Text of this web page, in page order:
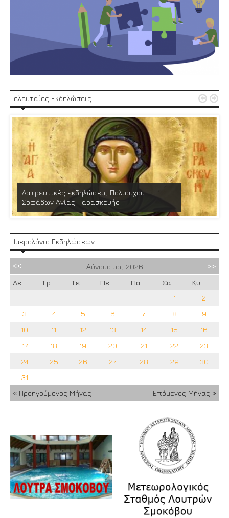
Τελευταίες Εκδηλώσεις
Λατρευτικές εκδηλώσεις Πολιούχου
Σοφάδων Αγίας Παρασκευής
 
Ημερολόγιο Εκδηλώσεων
Αύγουστος 2026
Δε
Τρ Τε Πε Πα Σα
Κυ
1
2
3
4 5 6 7 8
9
10
11 12 13 14 15
16
17
18 19 20 21 22
23
24
25 26 27 28 29
30
31
« Προηγούμενος Μήνας
Επόμενος Μήνας »